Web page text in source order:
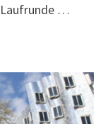
Laufrunde …